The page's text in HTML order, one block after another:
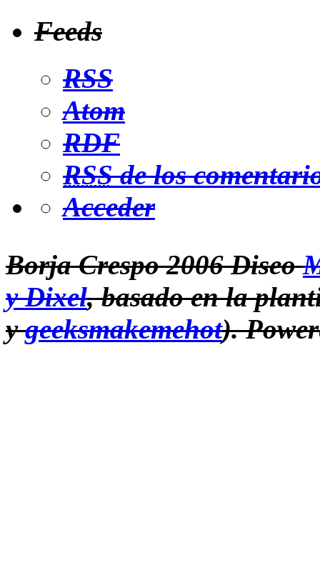
Feeds
RSS
Atom
RDF
RSSde los
Acceder
Borja Crespo 2006 Diseo
y Dixel, basado en la
ygeeksmakemehot).